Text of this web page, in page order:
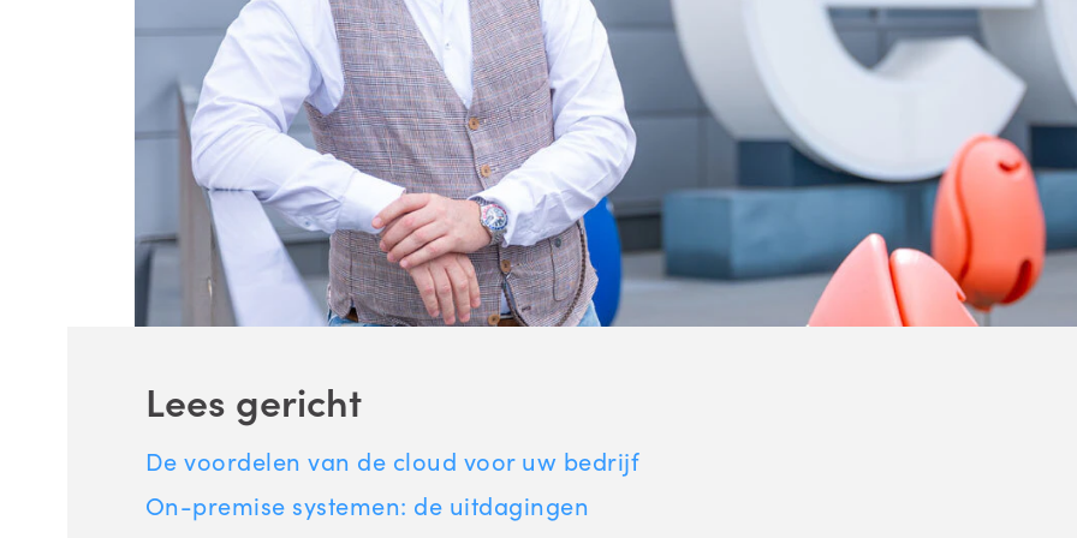
Lees gericht
De voordelen van de cloud voor uw bedrijf
On-premise systemen: de uitdagingen